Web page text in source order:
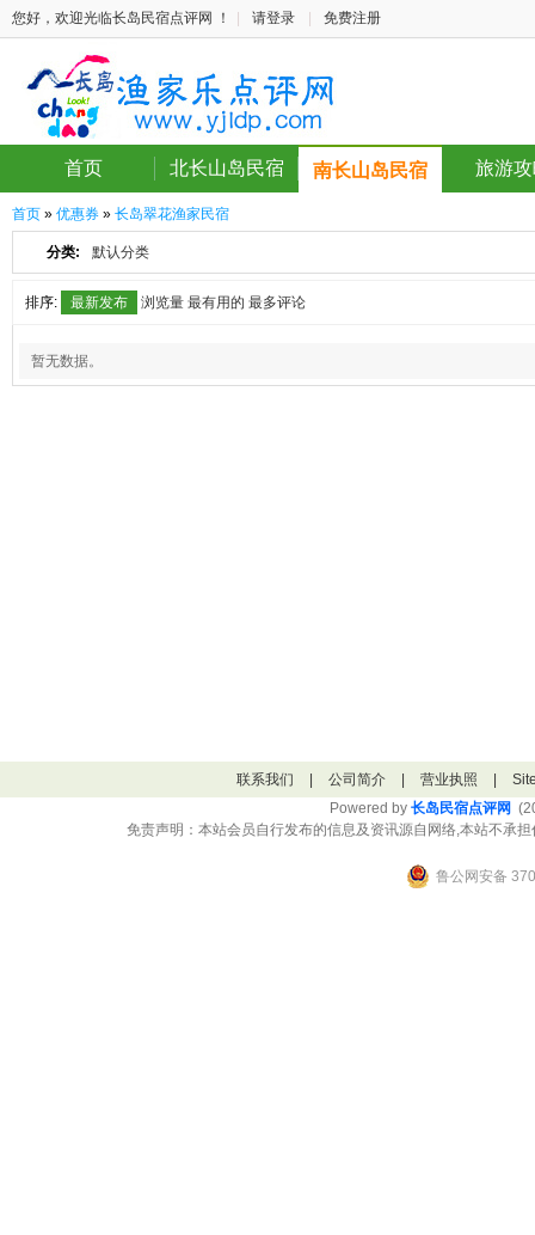
您好，欢迎光临长岛民宿点评网 ！ 请登录 免费注册
首页 北长山岛民宿 南长山岛民宿 旅游
首页 » 优惠券 » 长岛翠花渔家民宿
分类: 默认分类
排序: 最新发布 浏览量 最有用的 最多评论
暂无数据。
联系我们 公司简介 营业执照
Powered by 长岛民宿点评网
免责声明：本站会员自行发布的信息及资讯源自网络,本站不承
鲁公网安备